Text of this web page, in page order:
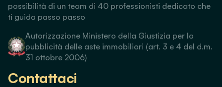
possibilità di un team di 40 professionisti dedicato che
ti guida passo passo
Autorizzazione Ministero della Giustizia per la
pubblicità delle aste immobiliari (art. 3 e 4 del d.m.
31 ottobre 2006)
Contattaci